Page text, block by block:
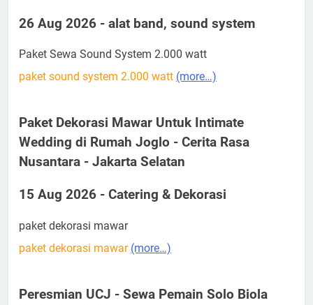
26 Aug 2026 - alat band, sound system
Paket Sewa Sound System 2.000 watt
paket sound system 2.000 watt (more…)
Paket Dekorasi Mawar Untuk Intimate
Wedding di Rumah Joglo - Cerita Rasa
Nusantara - Jakarta Selatan
15 Aug 2026 - Catering & Dekorasi
paket dekorasi mawar
paket dekorasi mawar (more…)
Peresmian UCJ - Sewa Pemain Solo Biola